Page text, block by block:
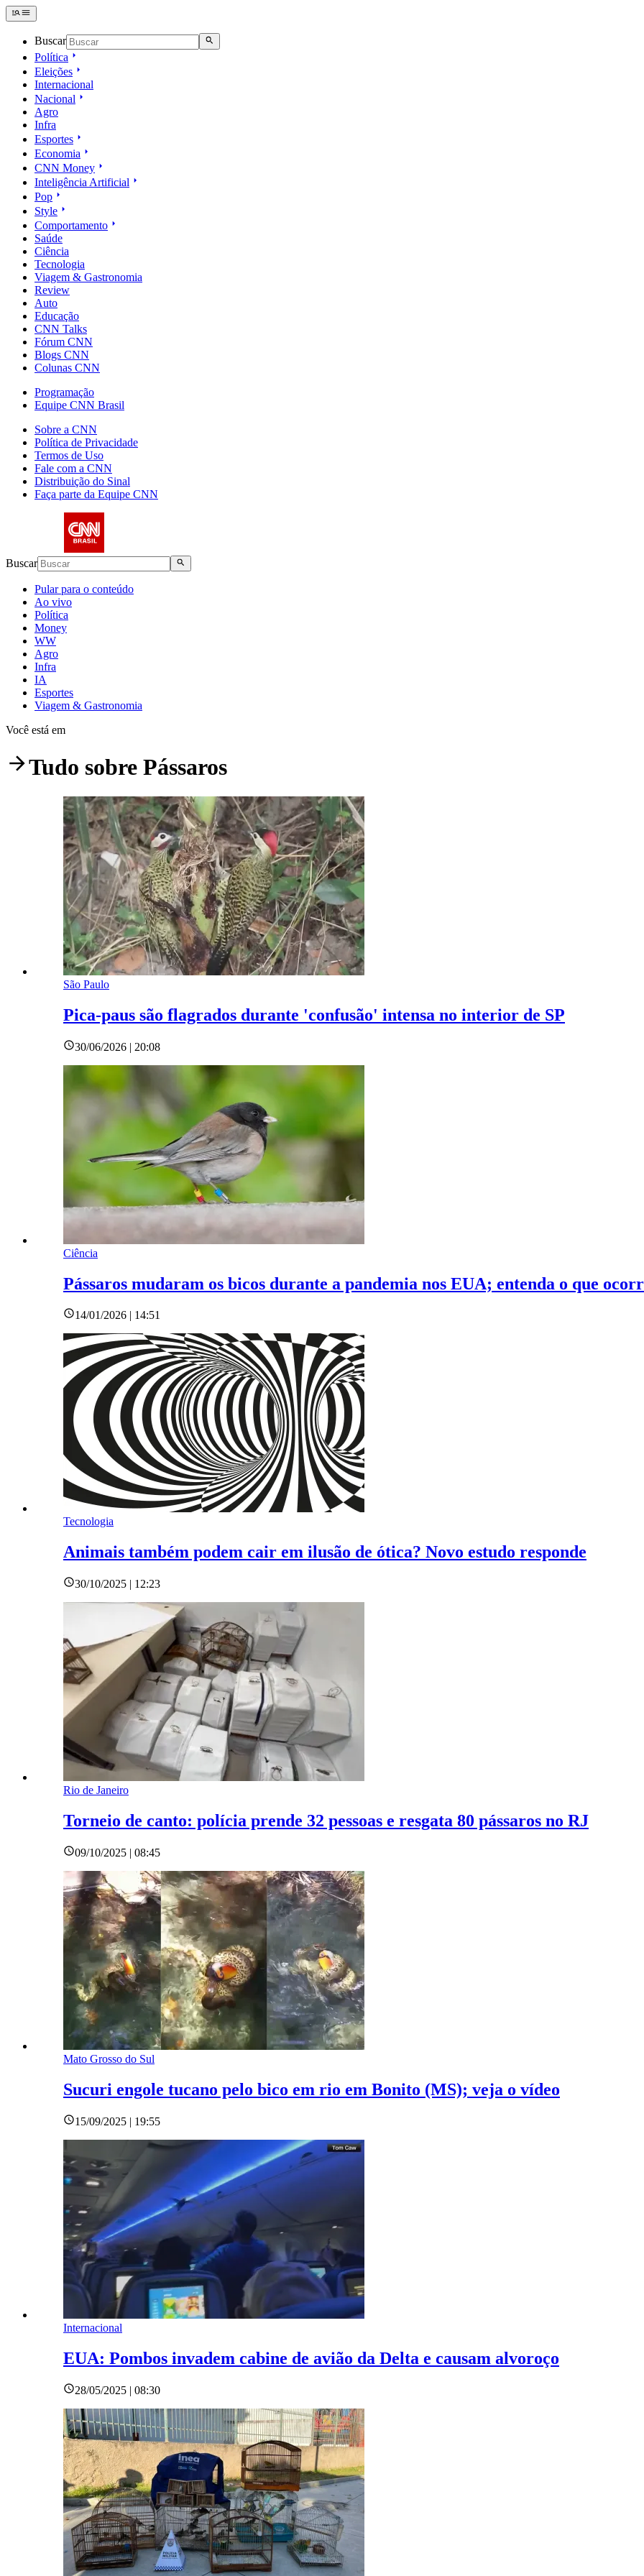
Buscar
Política
Eleições
Internacional
Nacional
Agro
Infra
Esportes
Economia
CNN Money
Inteligência Artificial
Pop
Style
Comportamento
Saúde
Ciência
Tecnologia
Viagem & Gastronomia
Review
Auto
Educação
CNN Talks
Fórum CNN
Blogs CNN
Colunas CNN
Programação
Equipe CNN Brasil
Sobre a CNN
Política de Privacidade
Termos de Uso
Fale com a CNN
Distribuição do Sinal
Faça parte da Equipe CNN
Buscar
Pular para o conteúdo
Ao vivo
Política
Money
WW
Agro
Infra
IA
Esportes
Viagem & Gastronomia
Você está em
Tudo sobre Pássaros
São Paulo
Pica-paus são flagrados durante 'confusão' intensa no interior de SP
30/06/2026 | 20:08
Ciência
Pássaros mudaram os bicos durante a pandemia nos EUA; entenda o que
14/01/2026 | 14:51
Tecnologia
Animais também podem cair em ilusão de ótica? Novo estudo responde
30/10/2025 | 12:23
Rio de Janeiro
Torneio de canto: polícia prende 32 pessoas e resgata 80 pássaros no RJ
09/10/2025 | 08:45
Mato Grosso do Sul
Sucuri engole tucano pelo bico em rio em Bonito (MS); veja o vídeo
15/09/2025 | 19:55
Internacional
EUA: Pombos invadem cabine de avião da Delta e causam alvoroço
28/05/2025 | 08:30